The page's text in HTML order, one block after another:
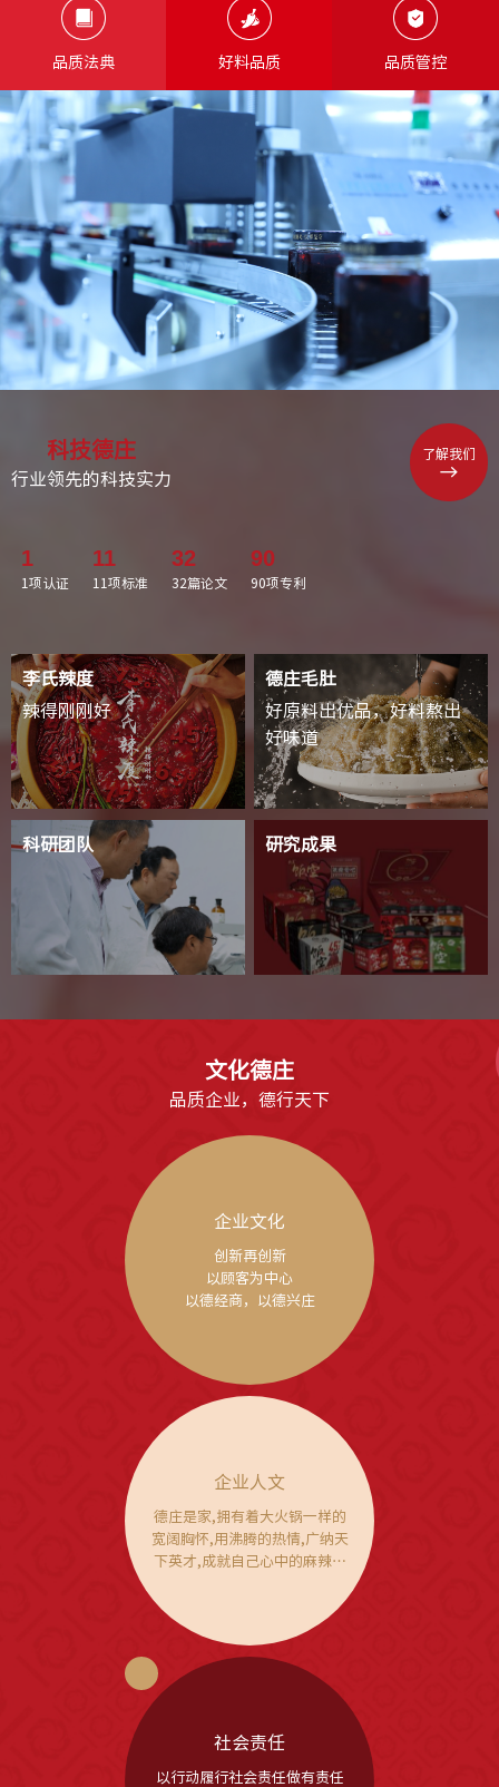
品质法典 好料品质 品质管控
科技德庄
行业领先的科技实力
了解我们
1
1项认证
11
11项标准
32
32篇论文
90
90项专利
李氏辣度
辣得刚刚好
德庄毛肚
好原料出优品，好料熬出
好味道
科研团队 研究成果
文化德庄
品质企业，德行天下
企业文化
创新再创新
以顾客为中心
以德经商，以德兴庄
企业人文
德庄是家,拥有着大火锅一样的
宽阔胸怀,用沸腾的热情,广纳天
下英才,成就自己心中的麻辣行
社会责任
以行动履行社会责任做有责任